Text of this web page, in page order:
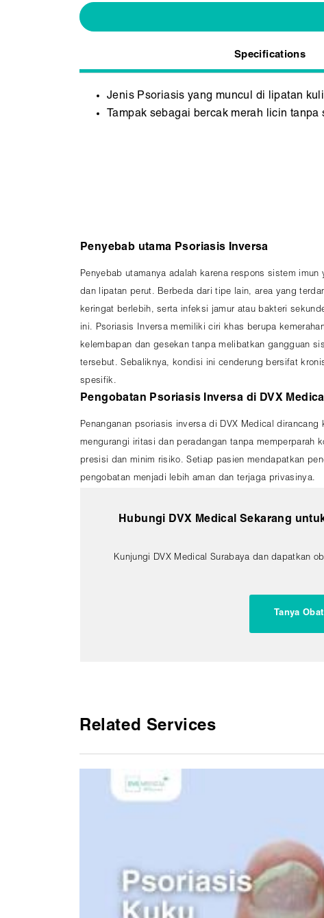
Specifications
Jenis Psoriasis yang muncul di lipatan
Tampak sebagai bercak merah licin
Penyebab utama Psoriasis Inversa
Penyebab utamanya adalah karena respons sistem
dan lipatan perut. Berbeda dari tipe lain, area yang
keringat berlebih, serta infeksi jamur atau bakteri
ini. Psoriasis Inversa memiliki ciri khas berupa
kelembapan dan gesekan tanpa melibatkan gangguan
tersebut. Sebaliknya, kondisi ini cenderung bersifat
spesifik.
Pengobatan Psoriasis Inversa di DVX
Penanganan psoriasis inversa di DVX Medical
mengurangi iritasi dan peradangan tanpa memperparah
presisi dan minim risiko. Setiap pasien mendapatkan
pengobatan menjadi lebih aman dan terjaga privasinya.
Hubungi DVX Medical Sekarang
Kunjungi DVX Medical Surabaya dan dapatkan
Tanya
Related Services